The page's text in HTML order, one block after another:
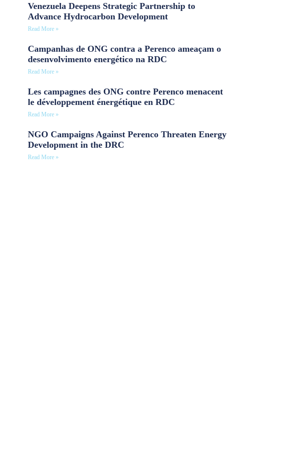
Venezuela Deepens Strategic Partnership to
Advance Hydrocarbon Development
Read More »
Campanhas de ONG contra a Perenco ameaçam o
desenvolvimento energético na RDC
Read More »
Les campagnes des ONG contre Perenco menacent
le développement énergétique en RDC
Read More »
NGO Campaigns Against Perenco Threaten Energy
Development in the DRC
Read More »